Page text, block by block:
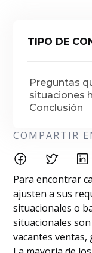
TIPO DE
Preguntas
situaciones
Conclusión
COMPARTIR
Para encontrar
ajusten a sus
situacionales o
situacionales
vacantes ventas,